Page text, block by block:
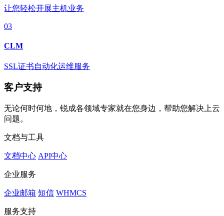
让您轻松开展主机业务
03
CLM
SSL证书自动化运维服务
客户支持
无论何时何地，锐成各领域专家就在您身边，帮助您解决上云
问题。
文档与工具
文档中心 API中心
企业服务
企业邮箱 短信 WHMCS
服务支持